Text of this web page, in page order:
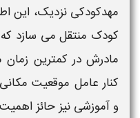
مهدکودکینزدیک، این
کودک منتقل می سازد که
مادرش در کمترین زمان
کنار عامل موقعیت
و آموزشی نیز حائز اهمیت